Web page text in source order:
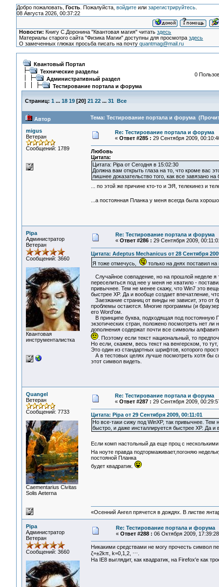
Добро пожаловать, Гость. Пожалуйста, войдитеили зарегистрируйтесь.
08 Августа 2026, 00:37:22
Новости: Книгу С.Доронина "Квантовая магия" читатьздесь
Материалы старого сайта "Физика Магии" доступны для просмотраздесь
О замеченных глюках просьба писать на почтуquantmag@mail.ru
Квантовый Портал
Технические разделы
Административный раздел
Тестирование портала и форума
0
Страниц: 1 ... 18 19[20] 21 22 ... 31 Все
Автор Тема: Тестирование портала и форума
migus
Ветеран
Сообщений: 1789
Re: Тестирование портала и форума
« Ответ #285 : 29 Сентября 2009,
Любовь
Цитата:
Цитата: Pipa от Сегодня в 15:02:30
Должна вам открыть глаза на то, что кроме вас
лишнее доказательство того, как все завязано
... по этой же причине кто-то и ЭЯ, телекинез и
...а постоянная Планка у меня всегда была
Pipa
Администратор
Ветеран
Сообщений: 3660
Квантовая
инструменталистка
Re: Тестирование портала и форума
« Ответ #286 : 29 Сентября 2009,
Цитата: Adeptus Mechanicus от 28 Сентября
Я тоже отмечусь,
только на днях поставил на
Случайное совпадение, но на прошлой неделе
переселиться под нее у меня не хватило -
привычнее. Тем не менее скажу, что Win7 это
быстрее XP. Да и вообще создает впечатление,
Заезжание страниц от винды не зависит, это
проблемы остаются. Многие программы (и
его Word'ом.
В принципе буква, подходящая под постоянную
экзотических стран, положено посмотреть нет
дополнения содержат почти все символы
. Поэтому если текст национальный, то
Но если, скажем, весь текст на венгерском, то
Это один из стандартных шрифтов, которого
А в тестовых целях лучше посмотреть хотя бы
этот символ видеть.
Quangel
Ветеран
Сообщений: 7733
Сaementarius Civitas
Solis Aeterna
Re: Тестирование портала и форума
« Ответ #287 : 29 Сентября 2009,
Цитата: Pipa от 29 Сентября 2009, 00:11:01
Но все-таки сижу под WinXP, так привычнее. Тем
быстро, и даже инсталлируется быстрее XP. Да
Если комп настольный да еще проц с
На ноуте правда подтормаживает,погоняю
постояной Планка
будет квадратик.
«Осенний Ангел прячется в дождях. В листве
Pipa
Администратор
Ветеран
Сообщений: 3660
Re: Тестирование портала и форума
« Ответ #288 : 06 Октября 2009,
Никакими средствами не могу прочесть символ
ζ=±2kπ, k=0,1,2, ⋯.
На IE8 выглядит, как квадратик, на Firefox'е как